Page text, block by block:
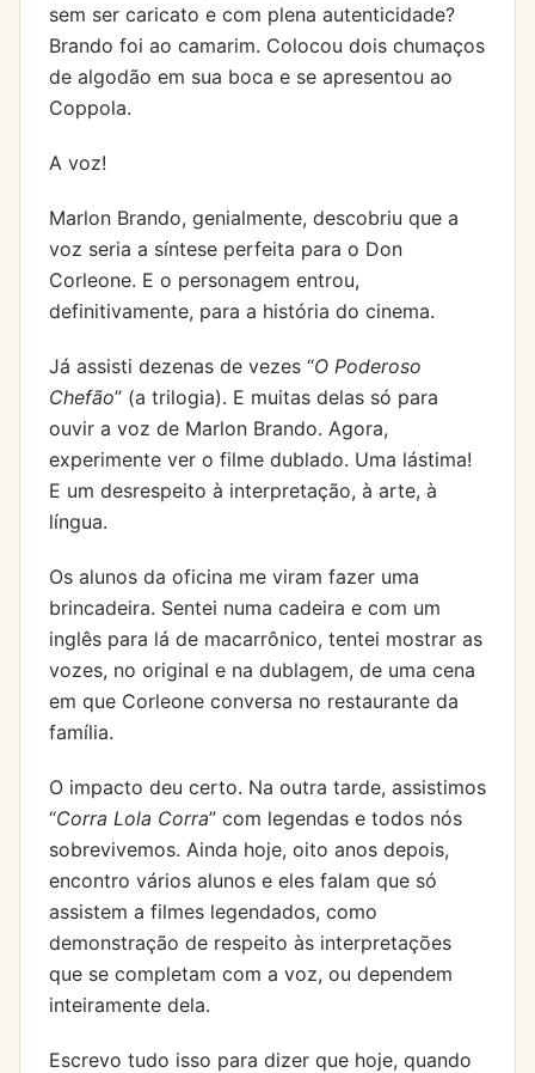
sem ser caricato e com plena autenticidade?
Brando foi ao camarim. Colocou dois chumaços
de algodão em sua boca e se apresentou ao
Coppola.
A voz!
Marlon Brando, genialmente, descobriu que a
voz seria a síntese perfeita para o Don
Corleone. E o personagem entrou,
definitivamente, para a história do cinema.
Já assisti dezenas de vezes “O Poderoso
Chefão” (a trilogia). E muitas delas só para
ouvir a voz de Marlon Brando. Agora,
experimente ver o filme dublado. Uma lástima!
E um desrespeito à interpretação, à arte, à
língua.
Os alunos da oficina me viram fazer uma
brincadeira. Sentei numa cadeira e com um
inglês para lá de macarrônico, tentei mostrar as
vozes, no original e na dublagem, de uma cena
em que Corleone conversa no restaurante da
família.
O impacto deu certo. Na outra tarde, assistimos
“Corra Lola Corra” com legendas e todos nós
sobrevivemos. Ainda hoje, oito anos depois,
encontro vários alunos e eles falam que só
assistem a filmes legendados, como
demonstração de respeito às interpretações
que se completam com a voz, ou dependem
inteiramente dela.
Escrevo tudo isso para dizer que hoje, quando